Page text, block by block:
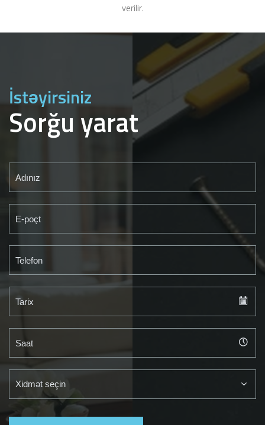
verilir.
İstəyirsiniz
Sorğu yarat
Xidmət seçin